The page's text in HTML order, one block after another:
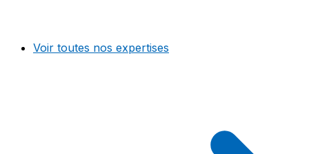
Voir toutes nos expertises